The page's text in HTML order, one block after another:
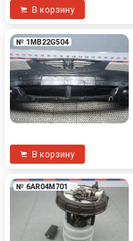
В корзину
№ 1MB22G504
В корзину
№ 6AR04M701